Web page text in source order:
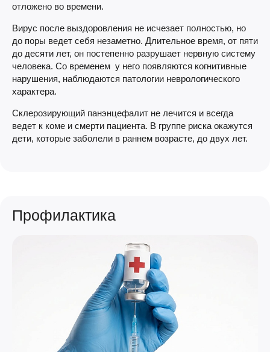
отложено во времени.
Вирус после выздоровления не исчезает полностью, но
до поры ведет себя незаметно. Длительное время, от пяти
до десяти лет, он постепенно разрушает нервную систему
человека. Со временем у него появляются когнитивные
нарушения, наблюдаются патологии неврологического
характера.
Склерозирующий панэнцефалит не лечится и всегда
ведет к коме и смерти пациента. В группе риска окажутся
дети, которые заболели в раннем возрасте, до двух лет.
Профилактика